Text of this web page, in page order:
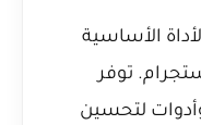
الأساسية
توفر
لتحسين